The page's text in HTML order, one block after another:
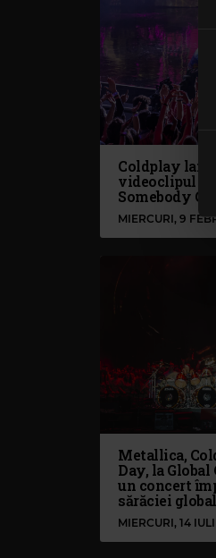
Coldplay
videoclipul
Somebody Go”
MIERCURI, 9
Metallica,
Day, la
un concert
sărăciei
MIERCURI, 14